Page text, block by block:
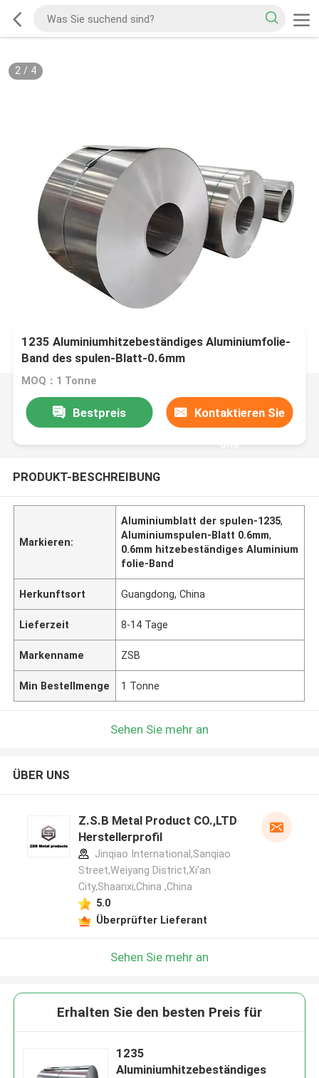
2/ 4
1235 Aluminiumhitzebeständiges Aluminiumfolie-
Band des spulen-Blatt-0.6mm
MOQ：1 Tonne
Bestpreis Kontaktieren Sie
uns
PRODUKT-BESCHREIBUNG
Markieren:
Aluminiumblatt der spulen-1235,
Aluminiumspulen-Blatt 0.6mm,
0.6mm hitzebeständiges Aluminium
folie-Band
Herkunftsort Guangdong, China
Lieferzeit 8-14 Tage
Markenname ZSB
Min Bestellmenge 1 Tonne
Sehen Sie mehr an
ÜBER UNS
Z.S.B Metal Product CO.,LTD
Herstellerprofil
Jinqiao International,Sanqiao
Street,Weiyang District,Xi'an
City,Shaanxi,China ,China
5.0
Überprüfter Lieferant
Sehen Sie mehr an
Erhalten Sie den besten Preis für
1235
Aluminiumhitzebeständiges